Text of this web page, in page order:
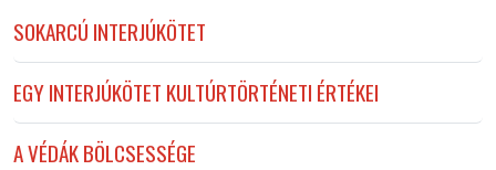
SOKARCÚ INTERJÚKÖTET
EGY INTERJÚKÖTET KULTÚRTÖRTÉNETI ÉRTÉKEI
A VÉDÁK BÖLCSESSÉGE